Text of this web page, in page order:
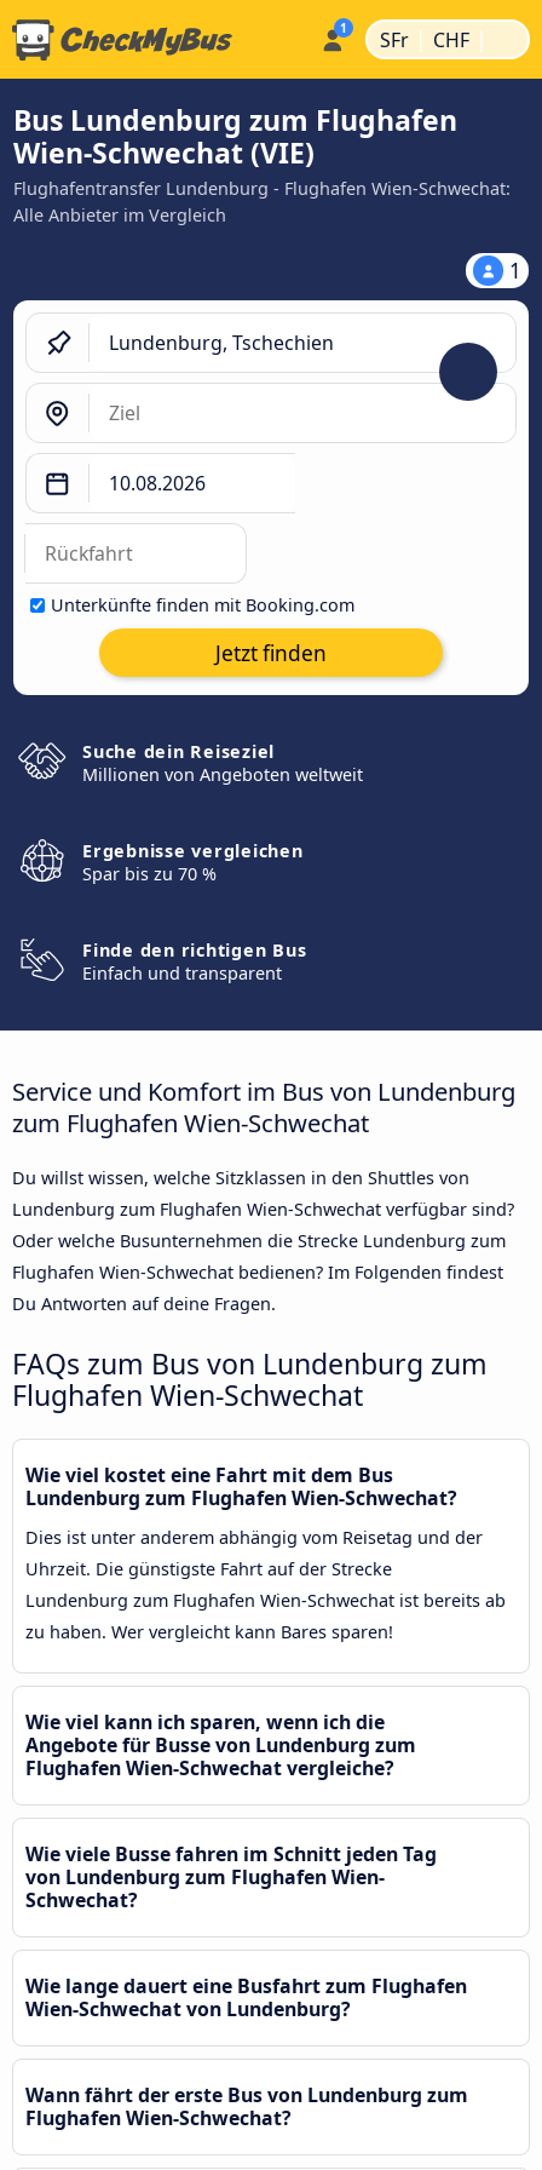
SFr | CHF |
Bus Lundenburg zum Flughafen
Wien-Schwechat (VIE)
Flughafentransfer Lundenburg - Flughafen Wien-Schwechat:
Alle Anbieter im Vergleich
1
Unterkünfte finden mit Booking.com
Jetzt finden
Suche dein Reiseziel
Millionen von Angeboten weltweit
Ergebnisse vergleichen
Spar bis zu 70 %
Finde den richtigen Bus
Einfach und transparent
Service und Komfort im Bus von Lundenburg
zum Flughafen Wien-Schwechat
Du willst wissen, welche Sitzklassen in den Shuttles von
Lundenburg zum Flughafen Wien-Schwechat verfügbar sind?
Oder welche Busunternehmen die Strecke Lundenburg zum
Flughafen Wien-Schwechat bedienen? Im Folgenden findest
Du Antworten auf deine Fragen.
FAQs zum Bus von Lundenburg zum
Flughafen Wien-Schwechat
Wie viel kostet eine Fahrt mit dem Bus
Lundenburg zum Flughafen Wien-Schwechat?
Dies ist unter anderem abhängig vom Reisetag und der
Uhrzeit. Die günstigste Fahrt auf der Strecke
Lundenburg zum Flughafen Wien-Schwechat ist bereits ab
zu haben. Wer vergleicht kann Bares sparen!
Wie viel kann ich sparen, wenn ich die
Angebote für Busse von Lundenburg zum
Flughafen Wien-Schwechat vergleiche?
Wie viele Busse fahren im Schnitt jeden Tag
von Lundenburg zum Flughafen Wien-
Schwechat?
Wie lange dauert eine Busfahrt zum Flughafen
Wien-Schwechat von Lundenburg?
Wann fährt der erste Bus von Lundenburg zum
Flughafen Wien-Schwechat?